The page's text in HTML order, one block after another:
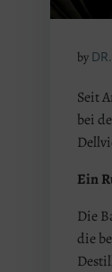
by
Seit
bei
Ein
Die
die